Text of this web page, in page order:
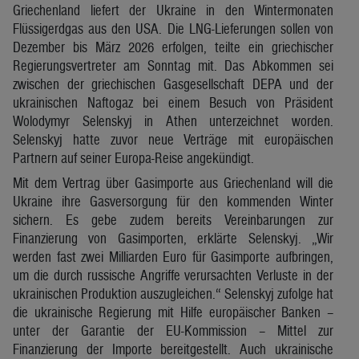
Griechenland liefert der Ukraine in den Wintermonaten
Flüssigerdgas aus den USA. Die LNG-Lieferungen sollen von
Dezember bis März 2026 erfolgen, teilte ein griechischer
Regierungsvertreter am Sonntag mit. Das Abkommen sei
zwischen der griechischen Gasgesellschaft DEPA und der
ukrainischen Naftogaz bei einem Besuch von Präsident
Wolodymyr Selenskyj in Athen unterzeichnet worden.
Selenskyj hatte zuvor neue Verträge mit europäischen
Partnern auf seiner Europa-Reise angekündigt.
Mit dem Vertrag über Gasimporte aus Griechenland will die
Ukraine ihre Gasversorgung für den kommenden Winter
sichern. Es gebe zudem bereits Vereinbarungen zur
Finanzierung von Gasimporten, erklärte Selenskyj. „Wir
werden fast zwei Milliarden Euro für Gasimporte aufbringen,
um die durch russische Angriffe verursachten Verluste in der
ukrainischen Produktion auszugleichen.“ Selenskyj zufolge hat
die ukrainische Regierung mit Hilfe europäischer Banken –
unter der Garantie der EU-Kommission – Mittel zur
Finanzierung der Importe bereitgestellt. Auch ukrainische